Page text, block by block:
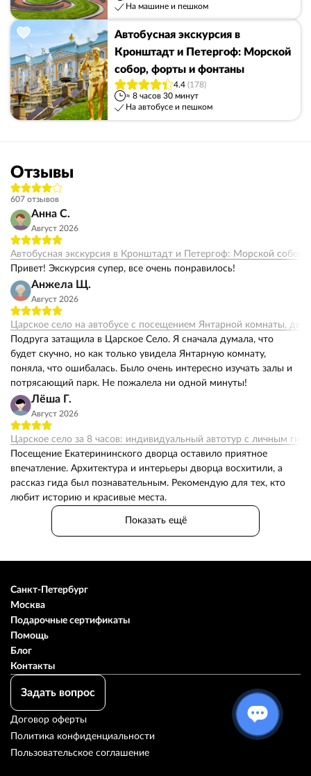
На машине и пешком
Автобусная экскурсия в
Кронштадт и Петергоф: Морской
собор, форты и фонтаны
4.4 (178)
≈ 8 часов 30 минут
На автобусе и пешком
Отзывы
607 отзывов
Анна С.
Август 2026
Автобусная экскурсия в Кронштадт и Петергоф: Морской
Привет! Экскурсия супер, все очень понравилось!
Анжела Щ.
Август 2026
Царское село на автобусе с посещением Янтарной комнаты,
Подруга затащила в Царское Село. Я сначала думала, что
будет скучно, но как только увидела Янтарную комнату,
поняла, что ошибалась. Было очень интересно изучать залы и
потрясающий парк. Не пожалела ни одной минуты!
Лёша Г.
Август 2026
Царское село за 8 часов: индивидуальный автотур с личным
Посещение Екатерининского дворца оставило приятное
впечатление. Архитектура и интерьеры дворца восхитили, а
рассказ гида был познавательным. Рекомендую для тех, кто
любит историю и красивые места.
Показать ещё
Санкт-Петербург
Москва
Подарочные сертификаты
Помощь
Блог
Контакты
Задать вопрос
Договор оферты
Политика конфиденциальности
Пользовательское соглашение